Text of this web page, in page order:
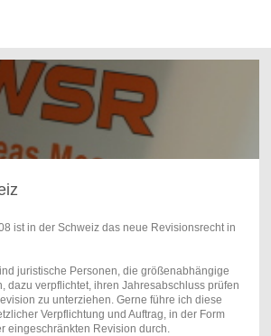
ist in der Schweiz das neue Revisionsrecht in
juristische Personen, die größenabhängige
dazu verpflichtet, ihren Jahresabschluss prüfen
zu unterziehen. Gerne führe ich diese
Verpflichtung und Auftrag, in der Form
eingeschränkten Revision durch.